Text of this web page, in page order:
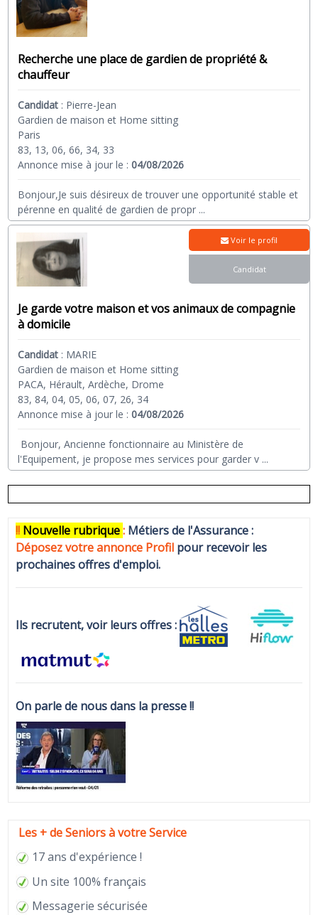
Recherche une place de gardien de propriété &
chauffeur
Candidat : Pierre-Jean
Gardien de maison et Home sitting
Paris
83, 13, 06, 66, 34, 33
Annonce mise à jour le :04/08/2026
Bonjour,Je suis désireux de trouver une opportunité stable et
pérenne en qualité de gardien de propr ...
Je garde votre maison et vos animaux de compagnie
à domicile
Candidat : MARIE
Gardien de maison et Home sitting
PACA, Hérault, Ardèche, Drome
83, 84, 04, 05, 06, 07, 26, 34
Annonce mise à jour le :04/08/2026
Bonjour, Ancienne fonctionnaire au Ministère de
l'Equipement, je propose mes services pour garder v ...
Voir le profil
Candidat
!! Nouvelle rubrique: Métiers de l'Assurance :
Déposez votre annonce Profil pour recevoir les
prochaines offres d'emploi.
Ils recrutent, voir leurs offres :
On parle de nous dans la presse !!
Les + de Seniors à votre Service
17 ans d'expérience !
Un site 100% français
Messagerie sécurisée